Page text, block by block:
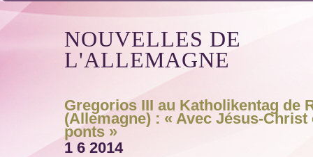
NOUVELLES DE
L'ALLEMAGNE
Gregorios III au Katholikentag de
(Allemagne) : « Avec Jésus-
ponts »
1 6 2014